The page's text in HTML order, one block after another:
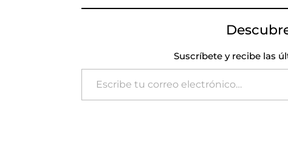
Suscríbete y recibe las
Escribe tu correo electrónico…